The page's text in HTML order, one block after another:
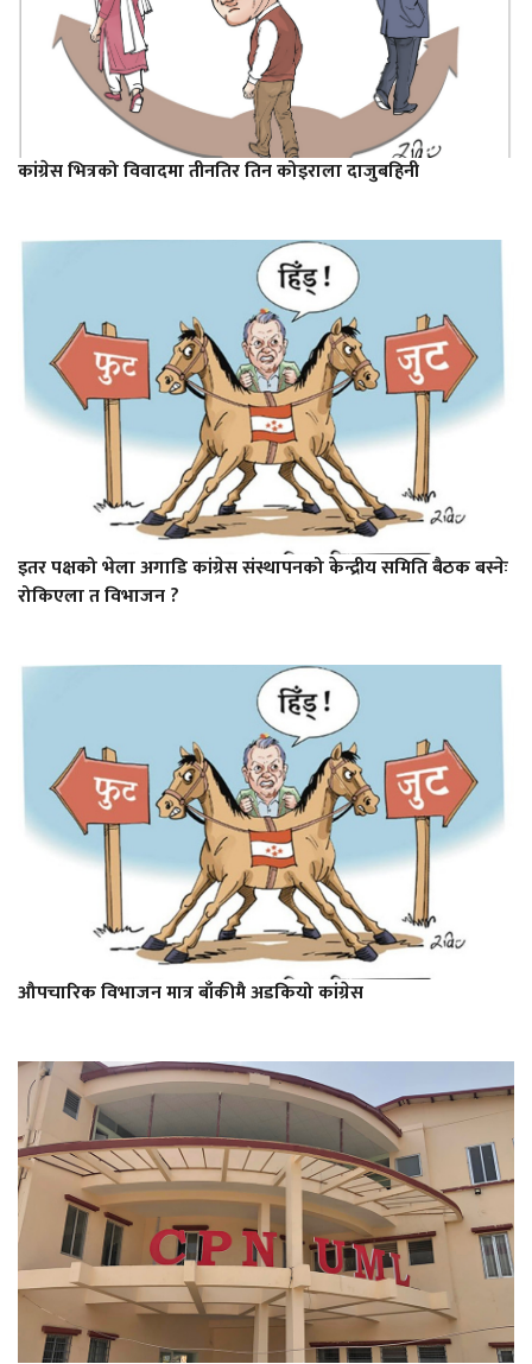
कांग्रेस भित्रको विवादमा तीनतिर तिन कोइराला दाजुबहिनी
इतर पक्षको भेला अगाडि कांग्रेस संस्थापनको केन्द्रीय समिति बैठक बस्नेः
रोकिएला त विभाजन ?
औपचारिक विभाजन मात्र बाँकीमै अडकियो कांग्रेस